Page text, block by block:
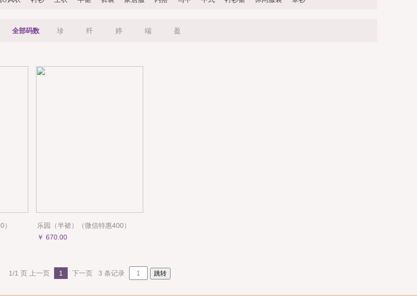
全部码数 珍 纤 婷 端 盈
乐园（半裙）（微信特惠400）
￥ 670.00
1/1 页 上一页 1 下一页 3 条记录 跳转